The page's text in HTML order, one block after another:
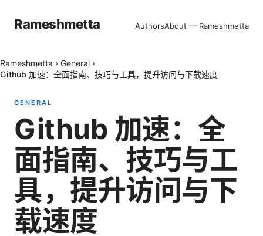
Rameshmetta AuthorsAbout — Rameshmetta
Rameshmetta › General ›
Github 加速：全面指南、技巧与工具，提升访问与下载速度
GENERAL
Github 加速：全
面指南、技巧与工
具，提升访问与下
载速度